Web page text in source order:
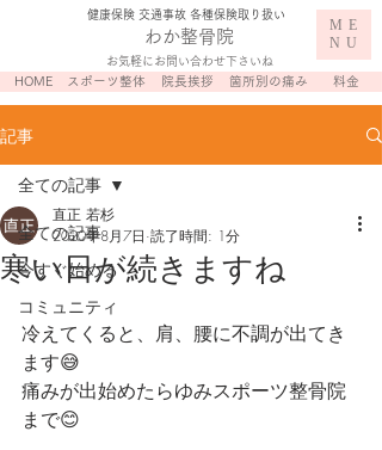
お気軽にお問い合わせ下さいね
わか整骨院
​健康保険 交通事故 各種保険取り扱い
ME
NU
スポーツ整体 院長挨拶 箇所別の痛み
HOME 料金
記事
全ての記事
今すぐ始める
コミュニティ
全ての記事
寒い日が続きますね
直正 若杉
2020年8月7日 読了時間: 1分
冷えてくると、肩、腰に不調が出てき
ます😅
痛みが出始めたらゆみスポーツ整骨院
まで😊